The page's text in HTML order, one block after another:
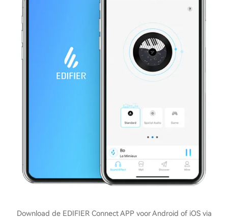
Download de EDIFIER Connect APP voor Android of iOS via